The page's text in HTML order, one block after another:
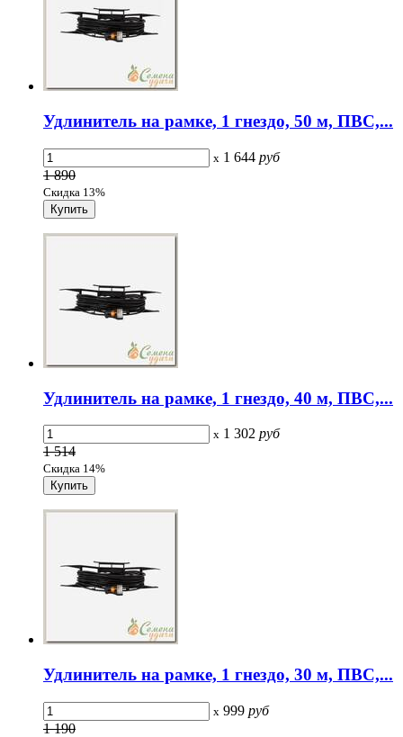
Удлинитель на рамке, 1 гнездо, 50 м, ПВС,...
x 1 644 руб
1 890
Скидка 13%
Удлинитель на рамке, 1 гнездо, 40 м, ПВС,...
x 1 302 руб
1 514
Скидка 14%
Удлинитель на рамке, 1 гнездо, 30 м, ПВС,...
x 999 руб
1 190